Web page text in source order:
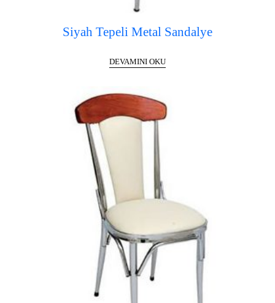
Siyah Tepeli Metal Sandalye
DEVAMINI OKU